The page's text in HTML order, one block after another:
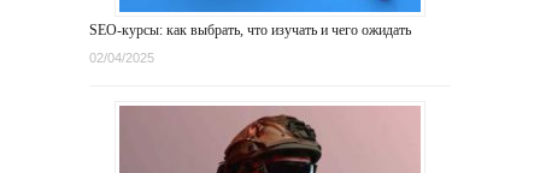
SEO-курсы: как выбрать, что изучать и чего ожидать
02/04/2025